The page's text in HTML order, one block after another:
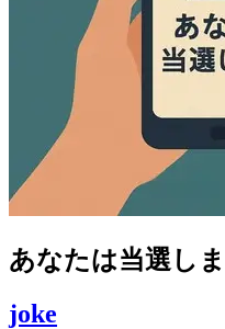
あなたは当選し
joke